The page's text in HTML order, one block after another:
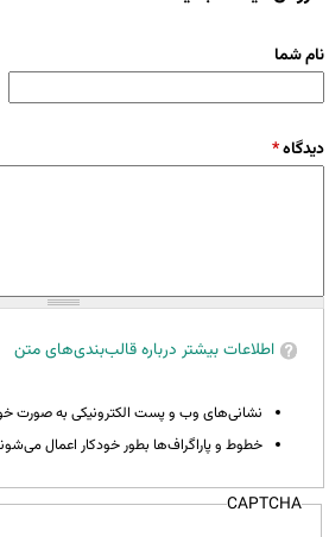
نام شما
دیدگاه*
اطلاعات بیشتر درباره قالب‌بندی‌های متن
نشانی‌های وب و پست الکترونیکی به صورت
خطوط و پاراگراف‌ها بطور خودکار اعمال
CAPTCHA